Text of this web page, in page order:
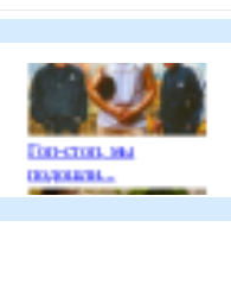
Гоп-стоп, мы
подошли...